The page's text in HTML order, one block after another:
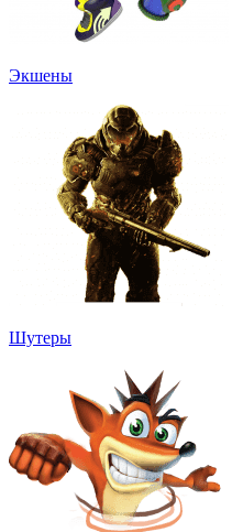
Экшены
Шутеры